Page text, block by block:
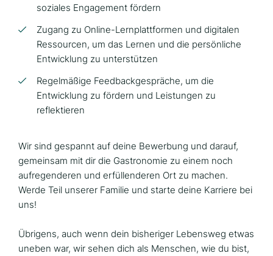
soziales Engagement fördern
Zugang zu Online-Lernplattformen und digitalen
Ressourcen, um das Lernen und die persönliche
Entwicklung zu unterstützen
Regelmäßige Feedbackgespräche, um die
Entwicklung zu fördern und Leistungen zu
reflektieren
Wir sind gespannt auf deine Bewerbung und darauf,
gemeinsam mit dir die Gastronomie zu einem noch
aufregenderen und erfüllenderen Ort zu machen.
Werde Teil unserer Familie und starte deine Karriere bei
uns!
Übrigens, auch wenn dein bisheriger Lebensweg etwas
uneben war, wir sehen dich als Menschen, wie du bist,